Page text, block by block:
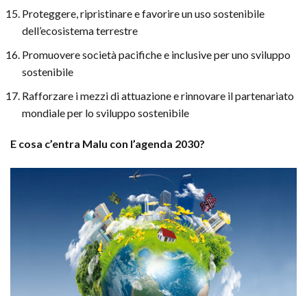
Proteggere, ripristinare e favorire un uso sostenibile
dell’ecosistema terrestre
Promuovere società pacifiche e inclusive per uno sviluppo
sostenibile
Rafforzare i mezzi di attuazione e rinnovare il partenariato
mondiale per lo sviluppo sostenibile
E cosa c’entra Malu con l’agenda 2030?